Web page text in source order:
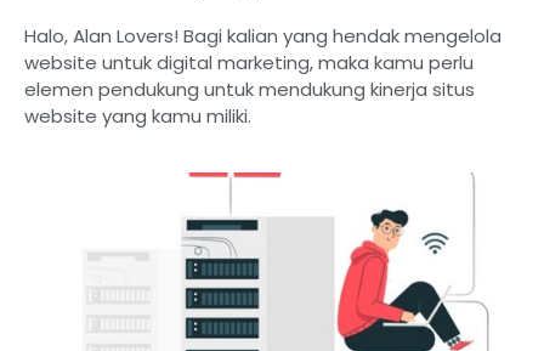
Halo, Alan Lovers! Bagi kalian yang hendak mengelola
website untuk digital marketing, maka kamu perlu
elemen pendukung untuk mendukung kinerja situs
website yang kamu miliki.